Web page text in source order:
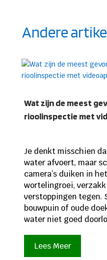
Andere
Wat zijn de meest
rioolinspectie met
Je denkt misschien
water afvoert, maar
camera’s duiken in
wortelingroei,
verstoppingen tegen.
bouwpuin of oude
water niet goed
Lees Meer